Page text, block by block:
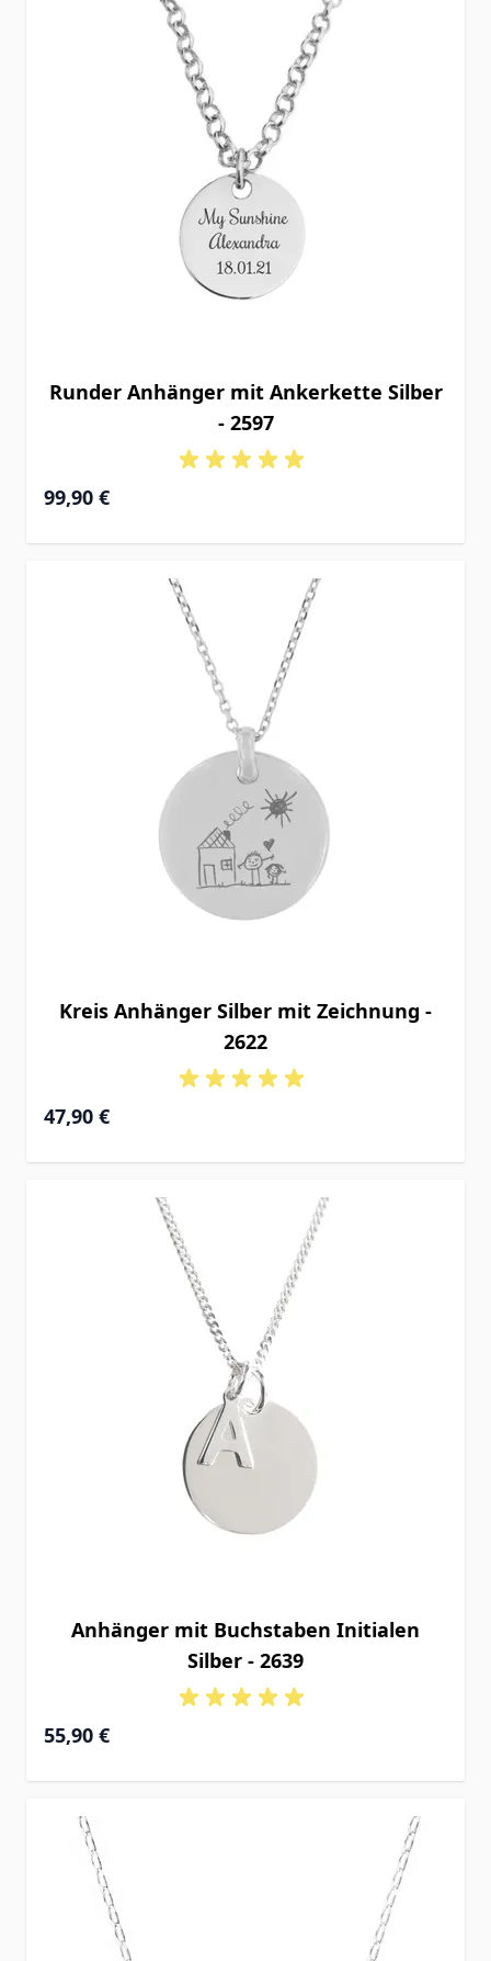
Runder Anhänger mit Ankerkette Silber
- 2597
99,90 €
Kreis Anhänger Silber mit Zeichnung -
2622
47,90 €
Anhänger mit Buchstaben Initialen
Silber - 2639
55,90 €